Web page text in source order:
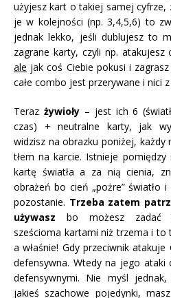
użyjesz kart o takiej samej cyfrze,
je w kolejności (np. 3,4,5,6) to
jednak lekko, jeśli dublujesz to
zagrane karty, czyli np.
ale jak coś Ciebie pokusi i
całe combo jest przerywane i nici
Teraz żywioły– jest ich 6
czas) + neutralne karty, jak
widzisz na obrazku poniżej,
tłem na karcie. Istnieje
kartę światła a za nią cienia,
obrażeń bo cień „pożre” światło
pozostanie. Trzeba zatem
używasz bo możesz zadać
sześcioma kartami niż trzema i to
a właśnie! Gdy przeciwnik
defensywna. Wtedy na jego ataki
defensywnymi. Nie myśl
jakieś szachowe pojedynki,